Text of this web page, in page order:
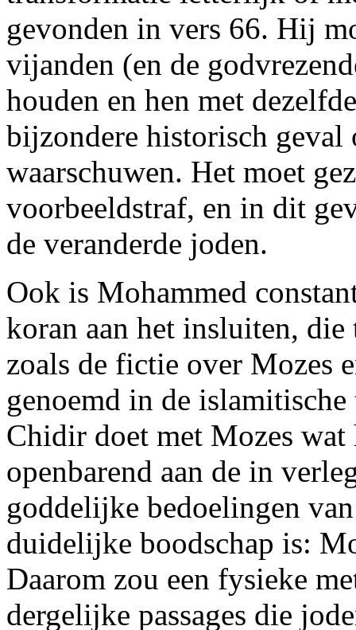
gevonden in vers 66. Hij
vijanden (en de
houden en hen met
bijzondere historisch geval
waarschuwen. Het moet
voorbeeldstraf, en in dit
de veranderde joden.
Ook is Mohammed
koran aan het insluiten,
zoals de fictie over Mozes
genoemd in de
Chidir doet met Mozes
openbarend aan de in
goddelijke bedoelingen
duidelijke boodschap is:
Daarom zou een fysieke
dergelijke passages die